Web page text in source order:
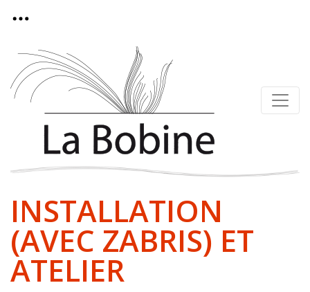
INSTALLATION
(AVEC ZABRIS) ET
ATELIER